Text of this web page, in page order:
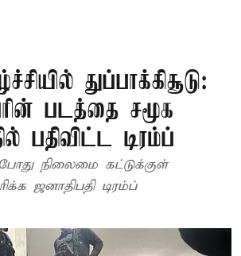
துப்பாக்கிசூடு:
படத்தை சமூக
பதிவிட்ட டிரம்ப்
நிலைமை கட்டுக்குள்
ஜனாதிபதி டிரம்ப்